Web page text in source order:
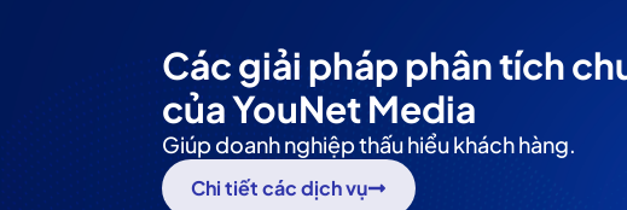
Các giải pháp phân tích
của YouNet Media
Giúp doanh nghiệp thấu hiểu khách hàng.
Chi tiết các dịch vụ